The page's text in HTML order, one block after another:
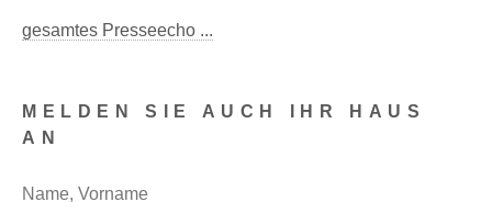
MELDEN SIE AUCH IHR HAUS
AN
gesamtes Presseecho ...